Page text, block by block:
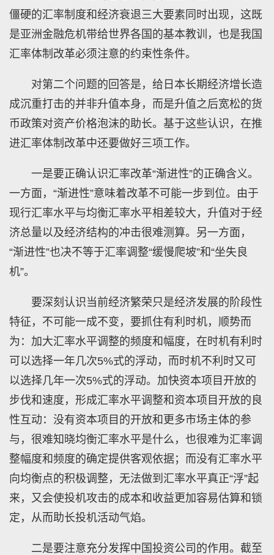
僵硬的汇率制度和经济衰退三大要素同时出现，这既
是亚洲金融危机带给世界各国的基本教训，也是我国
汇率体制改革必须注意的约束性条件。
对第二个问题的回答是，给日本长期经济增长造
成沉重打击的并非升值本身，而是升值之后宽松的货
币政策对资产价格泡沫的助长。基于这些认识，在推
进汇率体制改革中还要做好三项工作。
一是要正确认识汇率改革“渐进性”的正确含义。
一方面，“渐进性”意味着改革不可能一步到位。由于
现行汇率水平与均衡汇率水平相差较大，升值对于经
济总量以及经济结构的冲击很难测算。另一方面，
“渐进性”也决不等于汇率调整“缓慢爬坡”和“坐失良
机”。
要深刻认识当前经济繁荣只是经济发展的阶段性
特征，不可能一成不变，要抓住有利时机，顺势而
为：加大汇率水平调整的频度和幅度，在时机有利时
可以选择一年几次5%式的浮动，而时机不利时又可
以选择几年一次5%式的浮动。加快资本项目开放的
步伐和速度，形成汇率水平调整和资本项目开放的良
性互动：没有资本项目的开放和更多市场主体的参
与，很难知晓均衡汇率水平是什么，也很难为汇率调
整幅度和频度的确定提供客观依据；而没有汇率水平
向均衡点的积极调整，无法做到汇率水平真正“浮”起
来，又会使投机攻击的成本和收益更加容易估算和锁
定，从而助长投机活动气焰。
二是要注意充分发挥中国投资公司的作用。截至